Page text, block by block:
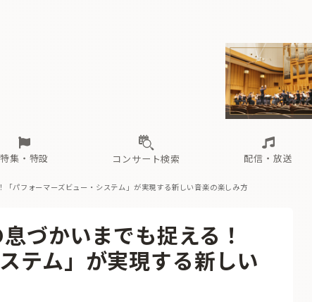
オーケストラの楽屋から 海の向こうの音楽家
特集・特設
！間違いないオーケストラコンサート
過去の特集
コンサート検索 配信・放送
ケジュール 有料ライブ配信スケジュール
た な ま や ら わ
海の向こうの音楽家 Aからの眺望
過去の特集
ケジュール
パフォーマーズビュー・システム」が実現する新しい音楽の楽しみ方
づかいまでも捉える！
テム」が実現する新しい